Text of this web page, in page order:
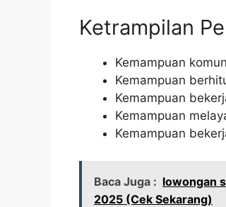
Ketrampilan
Kemampuan
Kemampuan
Kemampuan
Kemampuan
Kemampuan
Baca Juga : lowongan
2025 (Cek Sekarang)